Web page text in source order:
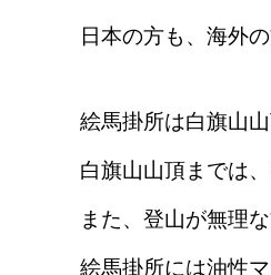
日本の方も、海外
絵馬掛所は白旗山山
白旗山山頂までは
また、登山が無理
絵馬掛所には油性